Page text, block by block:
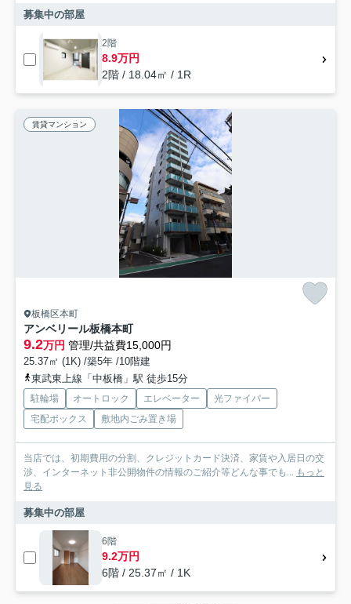
募集中の部屋
2階
8.9万円
2階 / 18.04㎡ / 1R
賃貸マンション
板橋区本町
アンベリール板橋本町
9.2万円 管理/共益費15,000円
25.37㎡ (1K) /築5年 /10階建
東武東上線「中板橋」駅 徒歩15分
駐輪場 オートロック エレベーター
光ファイバー
宅配ボックス
敷地内ごみ置き場
当店では、初期費用の分割、クレジットカード決済、家賃や入居日の交
渉、インターネット非公開物件の情報のご紹介等どんな事でも... もっと
見る
募集中の部屋
6階
9.2万円
6階 / 25.37㎡ / 1K